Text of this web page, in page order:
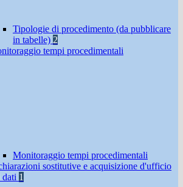
Tipologie di procedimento (da pubblicare
in tabelle) 2
tempi procedimentali
Monitoraggio tempi procedimentali
sostitutive e acquisizione d'ufficio
dati 1